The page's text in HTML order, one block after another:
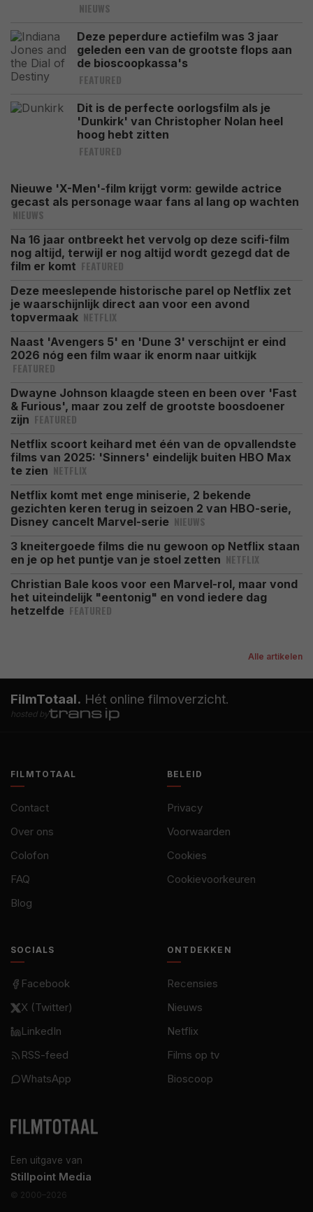
NIEUWS
Deze peperdure actiefilm was 3 jaar
geleden een van de grootste flops aan
de bioscoopkassa's
FEATURED
Dit is de perfecte oorlogsfilm als je
'Dunkirk' van Christopher Nolan heel
hoog hebt zitten
FEATURED
Nieuwe 'X-Men'-film krijgt vorm: gewilde actrice
gecast als personage waar fans al lang op wachten
NIEUWS
Na 16 jaar ontbreekt het vervolg op deze scifi-film
nog altijd, terwijl er nog altijd wordt gezegd dat de
film er komt FEATURED
Deze meeslepende historische parel op Netflix zet
je waarschijnlijk direct aan voor een avond
topvermaak NETFLIX
Naast 'Avengers 5' en 'Dune 3' verschijnt er eind
2026 nóg een film waar ik enorm naar uitkijk
FEATURED
Dwayne Johnson klaagde steen en been over 'Fast
& Furious', maar zou zelf de grootste boosdoener
zijn FEATURED
Netflix scoort keihard met één van de opvallendste
films van 2025: 'Sinners' eindelijk buiten HBO Max
te zien NETFLIX
Netflix komt met enge miniserie, 2 bekende
gezichten keren terug in seizoen 2 van HBO-serie,
Disney cancelt Marvel-serie NIEUWS
3 kneitergoede films die nu gewoon op Netflix staan
en je op het puntje van je stoel zetten NETFLIX
Christian Bale koos voor een Marvel-rol, maar vond
het uiteindelijk "eentonig" en vond iedere dag
hetzelfde FEATURED
Alle artikelen
FilmTotaal. Hét online filmoverzicht.
hosted by
Een uitgave van
Stillpoint Media
© 2000–2026
FILMTOTAAL
Contact
Over ons
Colofon
FAQ
Blog
BELEID
Privacy
Voorwaarden
Cookies
Cookievoorkeuren
SOCIALS
Facebook
X (Twitter)
LinkedIn
RSS-feed
WhatsApp
ONTDEKKEN
Recensies
Nieuws
Netflix
Films op tv
Bioscoop